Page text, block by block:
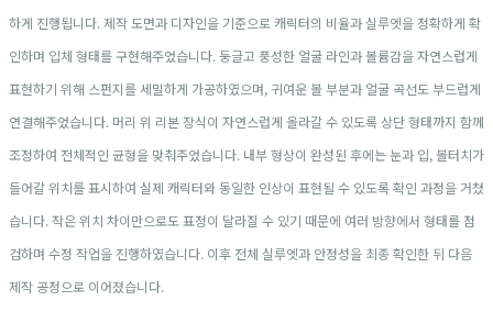
하게 진행됩니다. 제작 도면과 디자인을 기준으로 캐릭터의 비율과 실루엣을 정확하게 확
인하며 입체 형태를 구현해주었습니다. 둥글고 풍성한 얼굴 라인과 볼륨감을 자연스럽게
표현하기 위해 스펀지를 세밀하게 가공하였으며, 귀여운 볼 부분과 얼굴 곡선도 부드럽게
연결해주었습니다. 머리 위 리본 장식이 자연스럽게 올라갈 수 있도록 상단 형태까지 함께
조정하여 전체적인 균형을 맞춰주었습니다. 내부 형상이 완성된 후에는 눈과 입, 볼터치가
들어갈 위치를 표시하여 실제 캐릭터와 동일한 인상이 표현될 수 있도록 확인 과정을 거쳤
습니다. 작은 위치 차이만으로도 표정이 달라질 수 있기 때문에 여러 방향에서 형태를 점
검하며 수정 작업을 진행하였습니다. 이후 전체 실루엣과 안정성을 최종 확인한 뒤 다음
제작 공정으로 이어졌습니다.